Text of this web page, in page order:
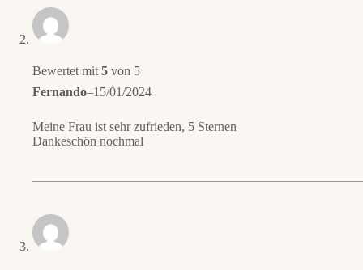
Bewertet mit 5 von 5
Fernando–15/01/2024
Meine Frau ist sehr zufrieden, 5 Sternen
Dankeschön nochmal